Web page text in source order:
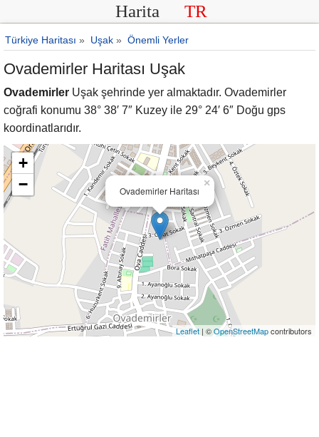
Harita TR
Türkiye Haritası » Uşak » Önemli Yerler
Ovademirler Haritası Uşak
Ovademirler Uşak şehrinde yer almaktadır. Ovademirler
coğrafi konumu 38° 38′ 7″ Kuzey ile 29° 24′ 6″ Doğu gps
koordinatlarıdır.
Ovademirler Haritası
×
+
−
Leaflet | ©OpenStreetMapcontributors